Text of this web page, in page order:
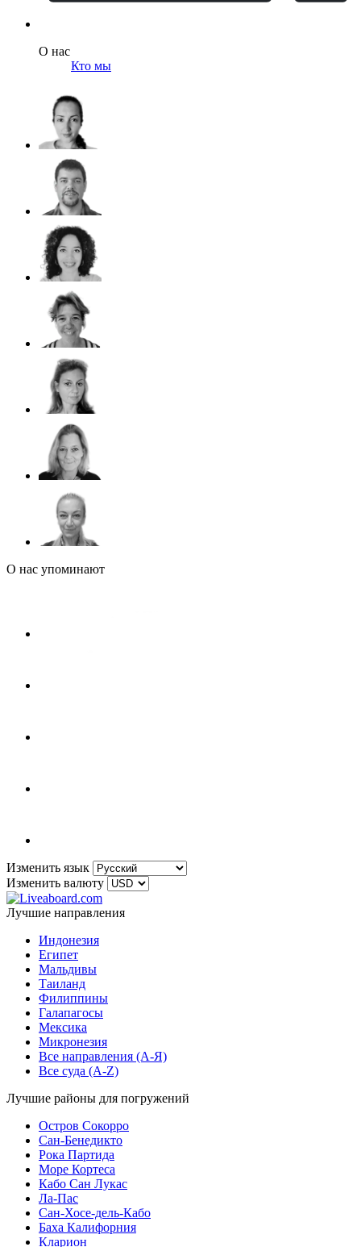
О нас
Кто мы
О нас упоминают
Изменить язык
Изменить валюту
Лучшие направления
Индонезия
Египет
Мальдивы
Таиланд
Филиппины
Галапагосы
Мексика
Микронезия
Все направления (A-Я)
Все суда (A-Z)
Лучшие районы для погружений
Остров Сокорро
Сан-Бенедикто
Рока Партида
Море Кортеса
Кабо Сан Лукас
Ла-Пас
Сан-Хосе-дель-Кабо
Баха Калифорния
Кларион